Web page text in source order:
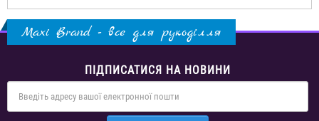
Maxi Brand - все для рукоділля
ПІДПИСАТИСЯ НА НОВИНИ